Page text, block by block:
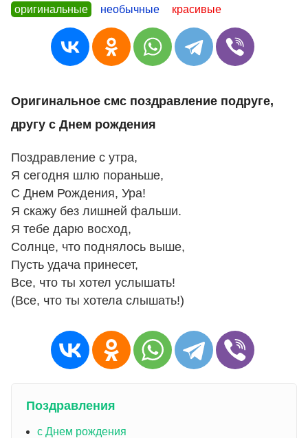
оригинальные
необычные красивые
Оригинальное смс поздравление подруге,
другу с Днем рождения
Поздравление с утра,
Я сегодня шлю пораньше,
С Днем Рождения, Ура!
Я скажу без лишней фальши.
Я тебе дарю восход,
Солнце, что поднялось выше,
Пусть удача принесет,
Все, что ты хотел услышать!
(Все, что ты хотела слышать!)
Поздравления
с Днем рождения